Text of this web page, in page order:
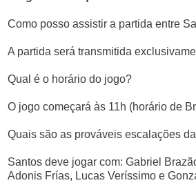
Como posso assistir a partida entre
A partida será transmitida
Qual é o horário do jogo?
O jogo começará às 11h (horário de
Quais são as prováveis escalações
Santos deve jogar com: Gabriel
Adonis Frías, Lucas Veríssimo e